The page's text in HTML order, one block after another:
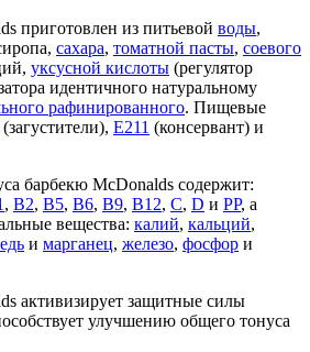
приготовлен из питьевой воды,
сахара, томатной пасты, соевого
уксусной кислоты (регулятор
идентичного натуральному
рафинированного. Пищевые
(загустители), Е211 (консервант) и
барбекю McDonalds содержит:
, В2, В5, В6, В9, В12, С, D и РР, а
вещества: калий, кальций,
и марганец, железо, фосфор и
активизирует защитные силы
улучшению общего тонуса